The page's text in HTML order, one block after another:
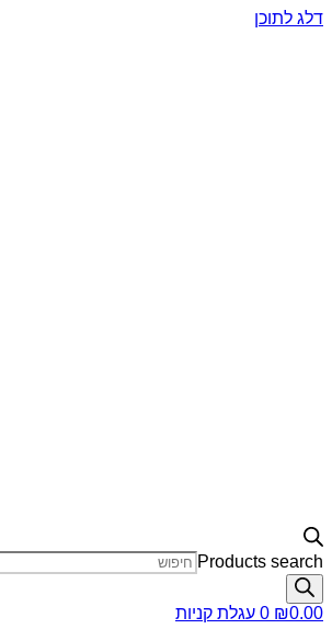
דלג לתוכן
Products search
₪0.00
0 עגלת קניות